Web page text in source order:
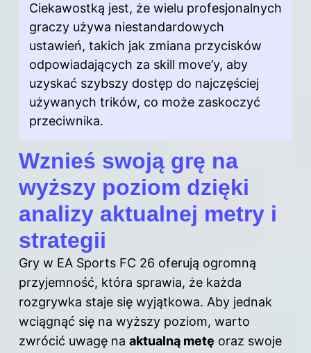
Ciekawostką jest, że wielu profesjonalnych
graczy używa niestandardowych
ustawień, takich jak zmiana przycisków
odpowiadających za skill move’y, aby
uzyskać szybszy dostęp do najczęściej
używanych trików, co może zaskoczyć
przeciwnika.
Wznieś swoją grę na
wyższy poziom dzięki
analizy aktualnej metry i
strategii
Gry w EA Sports FC 26 oferują ogromną
przyjemność, która sprawia, że każda
rozgrywka staje się wyjątkowa. Aby jednak
wciągnąć się na wyższy poziom, warto
zwrócić uwagę na aktualną metę oraz swoje